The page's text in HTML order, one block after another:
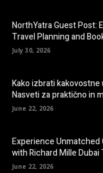
NorthYatra Guest Post:
Travel Planning and
July 30, 2026
Kako izbrati
Nasveti za praktično in
June 22, 2026
Experience
with Richard Mille
June 22, 2026